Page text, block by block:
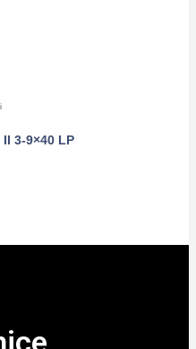
II 3-9×40 LP